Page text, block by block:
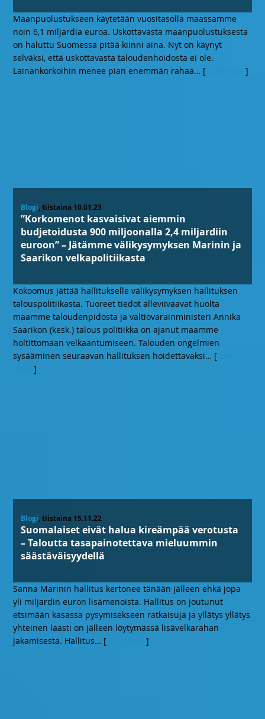
Maanpuolustukseen käytetään vuositasolla maassamme
noin 6,1 miljardia euroa. Uskottavasta maanpuolustuksesta
on haluttu Suomessa pitää kiinni aina. Nyt on käynyt
selväksi, että uskottavasta taloudenhoidosta ei ole.
Lainankorkoihin menee pian enemmän rahaa… [ ]
Blogi, tiistaina 10.01.23
”Korkomenot kasvaisivat aiemmin
budjetoidusta 900 miljoonalla 2,4 miljardiin
euroon” – Jätämme välikysymyksen Marinin ja
Saarikon velkapolitiikasta
Kokoomus jättää hallitukselle välikysymyksen hallituksen
talouspolitiikasta. Tuoreet tiedot alleviivaavat huolta
maamme taloudenpidosta ja valtiovarainministeri Annika
Saarikon (kesk.) talous politiikka on ajanut maamme
holtittomaan velkaantumiseen. Talouden ongelmien
sysääminen seuraavan hallituksen hoidettavaksi… [
]
Blogi, tiistaina 15.11.22
Suomalaiset eivät halua kireämpää verotusta
– Taloutta tasapainotettava mieluummin
säästäväisyydellä
Sanna Marinin hallitus kertonee tänään jälleen ehkä jopa
yli miljardin euron lisämenoista. Hallitus on joutunut
etsimään kasassa pysymisekseen ratkaisuja ja yllätys yllätys
yhteinen laasti on jälleen löytymässä lisävelkarahan
jakamisesta. Hallitus… [ ]